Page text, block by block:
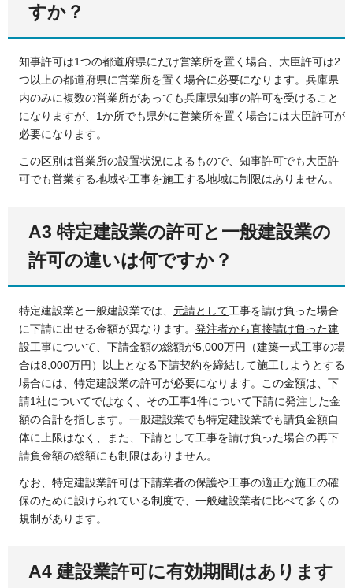
すか？
知事許可は1つの都道府県にだけ営業所を置く場合、大臣許可は2
つ以上の都道府県に営業所を置く場合に必要になります。兵庫県
内のみに複数の営業所があっても兵庫県知事の許可を受けること
になりますが、1か所でも県外に営業所を置く場合には大臣許可が
必要になります。
この区別は営業所の設置状況によるもので、知事許可でも大臣許
可でも営業する地域や工事を施工する地域に制限はありません。
A3 特定建設業の許可と一般建設業の
許可の違いは何ですか？
特定建設業と一般建設業では、 元請として工事を請け負った場合
に下請に出せる金額が異なります。 発注者から直接請け負った建
設工事について 、下請金額の総額が5,000万円（建築一式工事の場
合は8,000万円）以上となる下請契約を締結して施工しようとする
場合には、特定建設業の許可が必要になります。この金額は、下
請1社についてではなく、その工事1件について下請に発注した金
額の合計を指します。一般建設業でも特定建設業でも請負金額自
体に上限はなく、また、下請として工事を請け負った場合の再下
請負金額の総額にも制限はありません。
なお、特定建設業許可は下請業者の保護や工事の適正な施工の確
保のために設けられている制度で、一般建設業者に比べて多くの
規制があります。
A4 建設業許可に有効期間はあります